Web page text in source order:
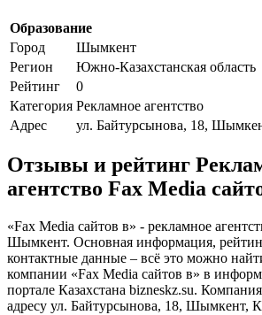
Образование
Город
Шымкент
Регион
Южно-Казахстанская область
Рейтинг
0
Категория Рекламное агентство
Адрес
ул. Байтурсынова, 18,
Отзывы и рейтинг
агентство Fax Media
«Fax Media сайтов в» - рекламное
Шымкент. Основная информация,
контактные данные – всё это можно
компании «Fax Media сайтов в» в
портале Казахстана bizneskz.su.
адресу ул. Байтурсынова, 18, Шымкент,